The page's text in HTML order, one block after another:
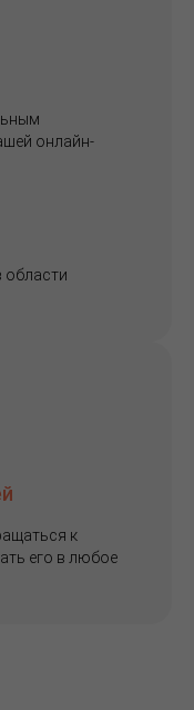
онлайн-
области
к
его в любое